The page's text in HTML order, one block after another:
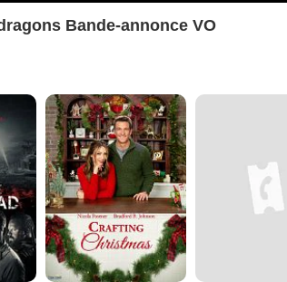
Bande-annonce VO